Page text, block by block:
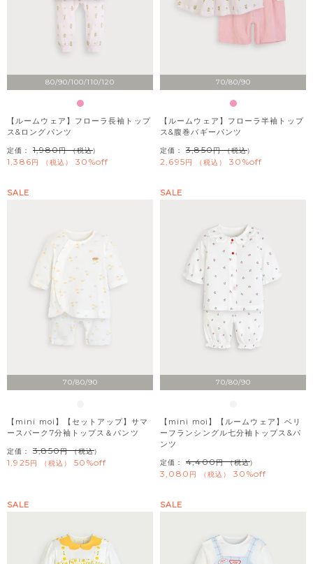
80/90/100/110/120
【ルームウェア】フローラ長袖トップ
ス&ロングパンツ
定価： 1,980 （税込）
1,386 税込 30%off
70/80/90
【ルームウェア】フローラ半袖トップ
ス&腹巻バギーパンツ
定価： 3,850 （税込）
2,695 税込 30%off
70/80/90
SALE
【mini moi】【セットアップ】サマ
ースパーク7分袖トップス＆パンツ
定価： 3,850 （税込）
1,925 税込 50%off
70/80/90
SALE
【mini moi】【ルームウェア】ベリ
ーフランシングル七分袖トップス&パ
ンツ
定価： 4,400 （税込）
3,080 税込 30%off
SALE SALE